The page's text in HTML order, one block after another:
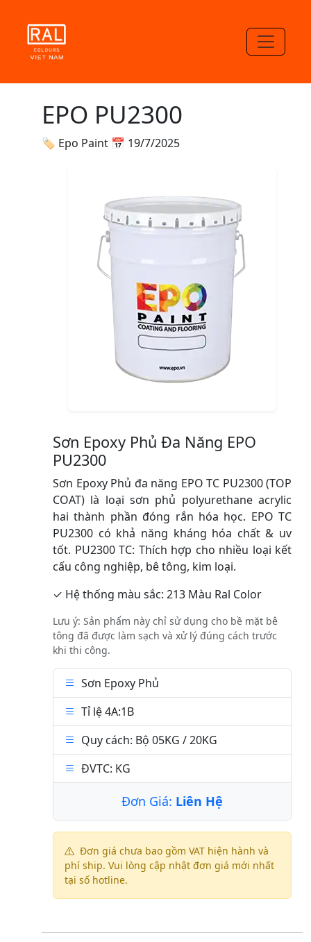
EPO PU2300
🏷 Epo Paint 📅 19/7/2025
Sơn Epoxy Phủ Đa Năng EPO
PU2300
Sơn Epoxy Phủ đa năng EPO TC PU2300 (TOP
COAT) là loại sơn phủ polyurethane acrylic
hai thành phần đóng rắn hóa học. EPO TC
PU2300 có khả năng kháng hóa chất & uv
tốt. PU2300 TC: Thích hợp cho nhiều loại kết
cấu công nghiệp, bê tông, kim loại.
✓ Hệ thống màu sắc: 213 Màu Ral Color
Lưu ý: Sản phẩm này chỉ sử dụng cho bề mặt bê
tông đã được làm sạch và xử lý đúng cách trước
khi thi công.
Sơn Epoxy Phủ
Tỉ lệ 4A:1B
Quy cách: Bộ 05KG / 20KG
ĐVTC: KG
Đơn Giá: Liên Hệ
Đơn giá chưa bao gồm VAT hiện hành và
phí ship. Vui lòng cập nhật đơn giá mới nhất
tại số hotline.